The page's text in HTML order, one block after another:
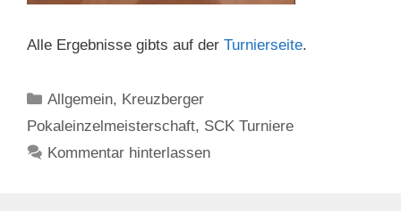
Alle Ergebnisse gibts auf der Turnierseite.
Kategorien
Allgemein, Kreuzberger
Pokaleinzelmeisterschaft, SCK Turniere
Kommentar hinterlassen